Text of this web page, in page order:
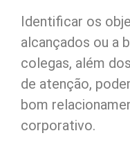
Identificar os
alcançados ou a
colegas, além
de atenção,
bom
corporativo.